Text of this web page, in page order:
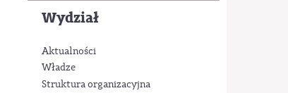
Wydział
Aktualności
Władze
Struktura organizacyjna